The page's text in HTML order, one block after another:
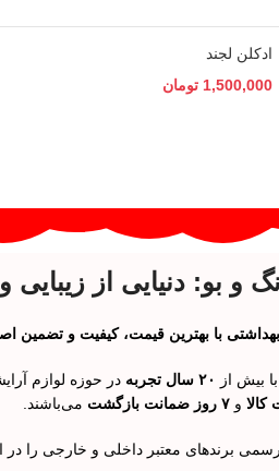
ادکلن لجند
1,500,000 تومان
و بو: دنیایی از زیبایی
با بهترین قیمت، کیفیت و تضمین
با بیش از ۲۰ سال تجربه
در حوزه لوازم
و ۷ روز ضمانت بازگشت می‌باشند.
برندهای معتبر داخلی و خارجی را در